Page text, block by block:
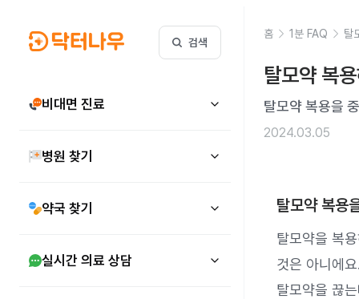
검색
비대면 진료
병원 찾기
약국 찾기
실시간 의료 상담
홈 1분 FAQ 탈
탈모약 복
탈모약 복용을
2024.03.05
탈모약 복용
탈모약을 복
것은 아니에
탈모약을 끊